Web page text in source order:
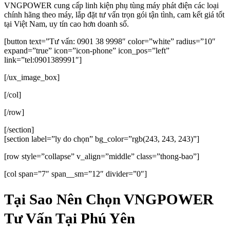
VNGPOWER cung cấp linh kiện phụ tùng máy phát điện các loại
chính hãng theo máy, lắp đặt tư vấn trọn gói tận tình, cam kết giá tốt
tại Việt Nam, uy tín cao hơn doanh số.
[button text=”Tư vấn: 0901 38 9998″ color=”white” radius=”10″
expand=”true” icon=”icon-phone” icon_pos=”left”
link=”tel:0901389991″]
[/ux_image_box]
[/col]
[/row]
[/section]
[section label=”ly do chọn” bg_color=”rgb(243, 243, 243)”]
[row style=”collapse” v_align=”middle” class=”thong-bao”]
[col span=”7″ span__sm=”12″ divider=”0″]
Tại Sao Nên Chọn VNGPOWER
Tư Vấn Tại Phú Yên